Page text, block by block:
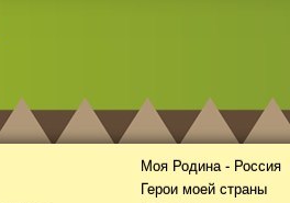
Моя Родина - Россия
Герои моей страны